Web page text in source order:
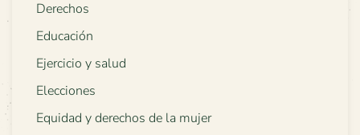
Derechos
Educación
Ejercicio y salud
Elecciones
Equidad y derechos de la mujer